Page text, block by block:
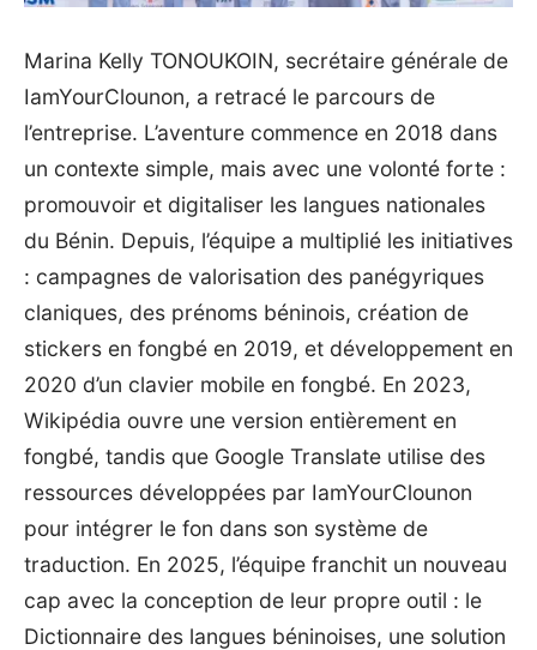
‎Marina Kelly TONOUKOIN, secrétaire générale de
IamYourClounon, a retracé le parcours de
l’entreprise. L’aventure commence en 2018 dans
un contexte simple, mais avec une volonté forte :
promouvoir et digitaliser les langues nationales
du Bénin. Depuis, l’équipe a multiplié les initiatives
: campagnes de valorisation des panégyriques
claniques, des prénoms béninois, création de
stickers en fongbé en 2019, et développement en
2020 d’un clavier mobile en fongbé. En 2023,
Wikipédia ouvre une version entièrement en
fongbé, tandis que Google Translate utilise des
ressources développées par IamYourClounon
pour intégrer le fon dans son système de
traduction. En 2025, l’équipe franchit un nouveau
cap avec la conception de leur propre outil : le
Dictionnaire des langues béninoises, une solution